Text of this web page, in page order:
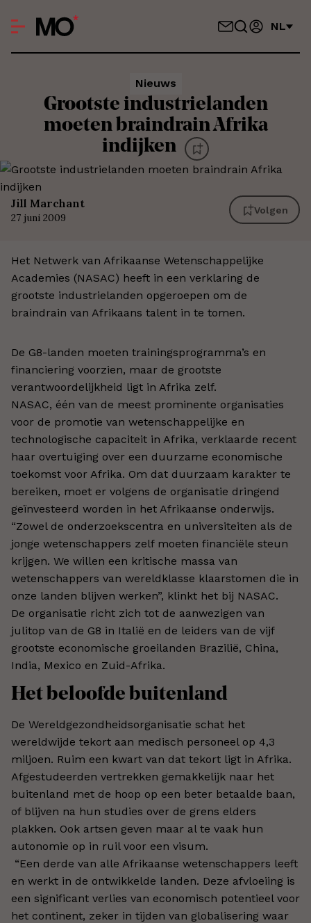
NL
Nieuws
Grootste industrielanden
moeten braindrain Afrika
indijken
Jill Marchant
27 juni 2009
Volgen
Het Netwerk van Afrikaanse Wetenschappelijke
Academies (NASAC) heeft in een verklaring de
grootste industrielanden opgeroepen om de
braindrain van Afrikaans talent in te tomen.
De G8-landen moeten trainingsprogramma’s en
financiering voorzien, maar de grootste
verantwoordelijkheid ligt in Afrika zelf.
NASAC, één van de meest prominente organisaties
voor de promotie van wetenschappelijke en
technologische capaciteit in Afrika, verklaarde recent
haar overtuiging over een duurzame economische
toekomst voor Afrika. Om dat duurzaam karakter te
bereiken, moet er volgens de organisatie dringend
geïnvesteerd worden in het Afrikaanse onderwijs.
“Zowel de onderzoekscentra en universiteiten als de
jonge wetenschappers zelf moeten financiële steun
krijgen. We willen een kritische massa van
wetenschappers van wereldklasse klaarstomen die in
onze landen blijven werken”, klinkt het bij NASAC.
De organisatie richt zich tot de aanwezigen van
julitop van de G8 in Italië en de leiders van de vijf
grootste economische groeilanden Brazilië, China,
India, Mexico en Zuid-Afrika.
Het beloofde buitenland
De Wereldgezondheidsorganisatie schat het
wereldwijde tekort aan medisch personeel op 4,3
miljoen. Ruim een kwart van dat tekort ligt in Afrika.
Afgestudeerden vertrekken gemakkelijk naar het
buitenland met de hoop op een beter betaalde baan,
of blijven na hun studies over de grens elders
plakken. Ook artsen geven maar al te vaak hun
autonomie op in ruil voor een visum.
“Een derde van alle Afrikaanse wetenschappers leeft
en werkt in de ontwikkelde landen. Deze afvloeiing is
een significant verlies van economisch potentieel voor
het continent, zeker in tijden van globalisering waar